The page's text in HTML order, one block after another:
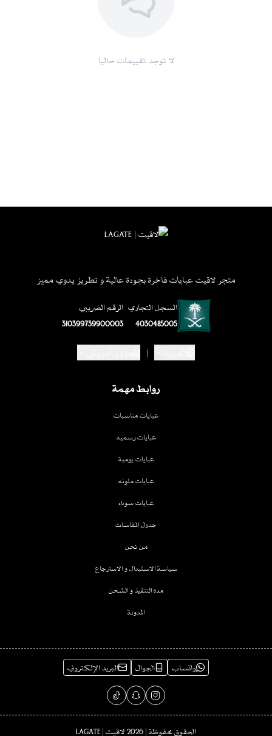
لا توجد تقييمات حاليا
روابط مهمة
عبايات مناسبات
عبايات رسميه
عبايات يومية
عبايات ملونه
عبايات سوداء
جدول المقاسات
من نحن
سياسة الاستبدال و الاسترجاع
مدة التنفيذ و الشحن
المدونة
متجر لاقيت عبايات فاخرة بجودة عالية و تطريز يدوي مميز
السجل التجاري
4030485005
الرقم الضريبي
310399739900003
|
واتساب الجوال البريد الإلكتروني
الحقوق محفوظة | 2026 لاقيت | LAGATE